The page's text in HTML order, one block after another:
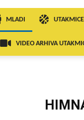
MLADI UTAKMICE
VIDEO ARHIVA